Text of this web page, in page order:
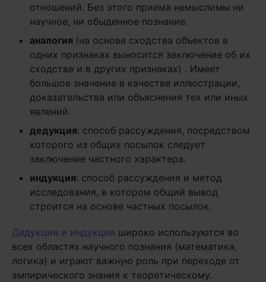
отношений. Без этого приема немыслимы ни
научное, ни обыденное познание.
аналогия (на основе сходства объектов в
одних признаках выносится заключение об их
сходстве и в других признаках) . Имеет
большое значение в качестве иллюстрации,
доказательства или объяснения тех или иных
явлений.
дедукция: способ рассуждения, посредством
которого из общих посылок следует
заключение частного характера.
индукция: способ рассуждения и метод
исследования, в котором общий вывод
строится на основе частных посылок.
Дедукция и индукция широко используются во
всех областях научного познания (математика,
логика) и играют важную роль при переходе от
эмпирического знания к теоретическому.